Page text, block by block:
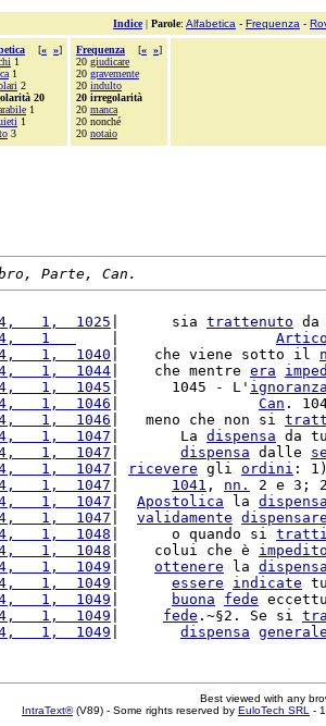
Indice| Parole: Alfabetica - Frequenza -
[« »]
1
1
2
20
1
1
3
Frequenza [« »]
20 giudicare
20 gravemente
20 indulto
20 irregolarità
20 manca
20 nonché
20 notaio
Parte, Can.
1,  1025
|      sia trattenuto
1
1,  1040
|    che viene sotto il
1,  1044
|    che mentre era
1,  1045
|      1045 - L'
1,  1046
Can .
1,  1046
|   meno che non si
1,  1047
|       La dispensa da
1,  1047
dispensa dalle
1,  1047
ricevere gli ordini :
1,  1047
1041 , nn.
2 e 3;
1,  1047
Apostolica la
1,  1047
validamente
1,  1048
|      o quando si
1,  1048
|    colui che è
1,  1049
ottenere la
1,  1049
essere indicate
1,  1049
buona fede
1,  1049
fede .~§2. Se si
1,  1049
dispensa
Best viewed with any
IntraText®(V89) - Some rights reserved by EuloTech SRL -